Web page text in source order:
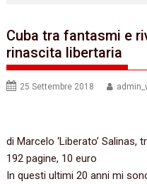
Cuba tra fantasmi e
rinascita libertaria
25 Settembre 2018
di Marcelo ‘Liberato’ Salinas,
192 pagine, 10 euro
In questi ultimi 20 anni mi